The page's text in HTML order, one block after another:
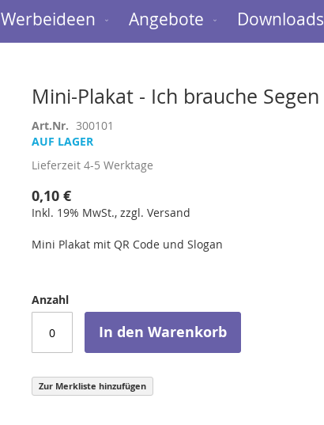
Werbeideen Angebote Downloads
Mini-Plakat - Ich brauche Segen
Art.Nr. 300101
AUF LAGER
Lieferzeit 4-5 Werktage
0,10 €
Inkl. 19% MwSt., zzgl. Versand
Mini Plakat mit QR Code und Slogan
Anzahl
In den Warenkorb
Zur Merkliste hinzufügen